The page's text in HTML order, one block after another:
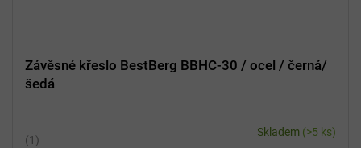
Závěsné křeslo BestBerg BBHC-30 / ocel / černá/
šedá
Průměrné
Skladem (>5 ks)